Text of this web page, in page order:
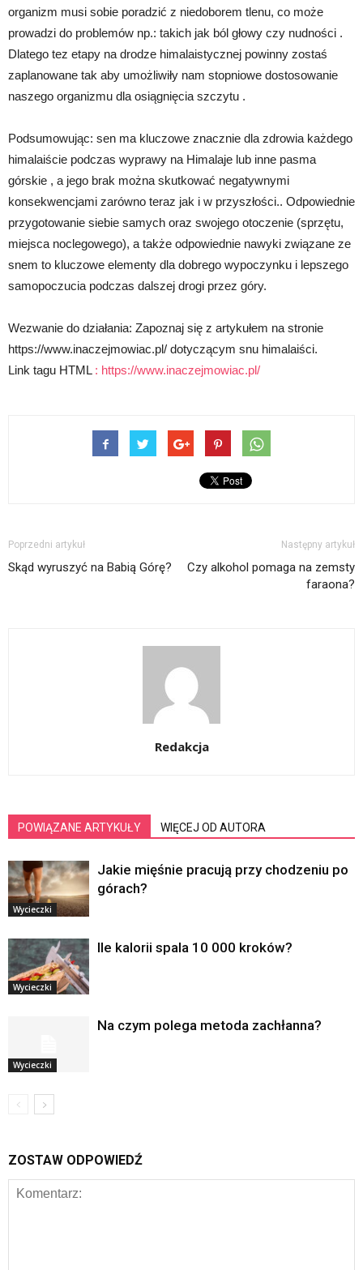
organizm musi sobie poradzić z niedoborem tlenu, co może
prowadzi do problemów np.: takich jak ból głowy czy nudności .
Dlatego tez etapy na drodze himalaistycznej powinny zostaś
zaplanowane tak aby umożliwiły nam stopniowe dostosowanie
naszego organizmu dla osiągnięcia szczytu .
Podsumowując: sen ma kluczowe znacznie dla zdrowia każdego
himalaiście podczas wyprawy na Himalaje lub inne pasma
górskie , a jego brak można skutkować negatywnymi
konsekwencjami zarówno teraz jak i w przyszłości.. Odpowiednie
przygotowanie siebie samych oraz swojego otoczenie (sprzętu,
miejsca noclegowego), a także odpowiednie nawyki związane ze
snem to kluczowe elementy dla dobrego wypoczynku i lepszego
samopoczucia podczas dalszej drogi przez góry.
Wezwanie do działania: Zapoznaj się z artykułem na stronie
https://www.inaczejmowiac.pl/ dotyczącym snu himalaiści.
Link tagu HTML : https://www.inaczejmowiac.pl/
Poprzedni artykuł
Skąd wyruszyć na Babią Górę?
Następny artykuł
Czy alkohol pomaga na zemsty
faraona?
Redakcja
POWIĄZANE ARTYKUŁY WIĘCEJ OD AUTORA
Wycieczki
Jakie mięśnie pracują przy chodzeniu po
górach?
Wycieczki
Ile kalorii spala 10 000 kroków?
Wycieczki
Na czym polega metoda zachłanna?
ZOSTAW ODPOWIEDŹ